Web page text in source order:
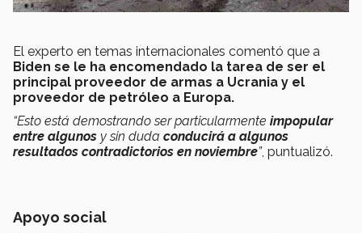
El experto en temas internacionales comentó que a
Biden se le ha encomendado la tarea de ser el
principal proveedor de armas a Ucrania y el
proveedor de petróleo a Europa.
“Esto está demostrando ser particularmente impopular
entre algunos y sin duda conducirá a algunos
resultados contradictorios en noviembre”, puntualizó.
Apoyo social